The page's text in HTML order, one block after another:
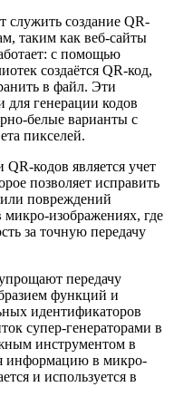
служить создание QR-
таким как веб-сайты
с помощью
создаётся QR-код,
в файл. Эти
генерации кодов
белые варианты с
пикселей.
кодов является учет
позволяет исправить
повреждений
изображениях, где
за точную передачу
передачу
функций и
идентификаторов
супер-генераторами в
инструментом в
информацию в микро-
и используется в